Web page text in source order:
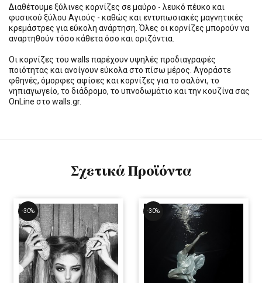
Διαθέτουμε ξύλινες κορνίζες σε μαύρο - λευκό πέυκο και
φυσικού ξύλου Αγιούς - καθώς και εντυπωσιακές μαγνητικές
κρεμάστρες για εύκολη ανάρτηση. Όλες οι κορνίζες μπορούν να
αναρτηθούν τόσο κάθετα όσο και οριζόντια.
Οι κορνίζες του walls παρέχουν υψηλές προδιαγραφές
ποιότητας και ανοίγουν εύκολα στο πίσω μέρος. Αγοράστε
φθηνές, όμορφες αφίσες και κορνίζες για το σαλόνι, το
νηπιαγωγείο, το διάδρομο, το υπνοδωμάτιο και την κουζίνα σας
OnLine στο walls.gr.
Σχετικά Προϊόντα
-30% -30%